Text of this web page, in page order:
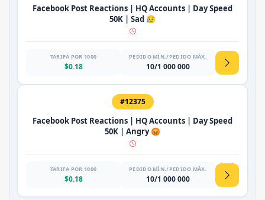
Facebook Post Reactions | HQ Accounts | Day Speed
50K | Sad 😥
TARIFA POR 1000
$0.18
PEDIDO MÍN./PEDIDO MÁX.
10/1 000 000
#12375
Facebook Post Reactions | HQ Accounts | Day Speed
50K | Angry 😡
TARIFA POR 1000
$0.18
PEDIDO MÍN./PEDIDO MÁX.
10/1 000 000